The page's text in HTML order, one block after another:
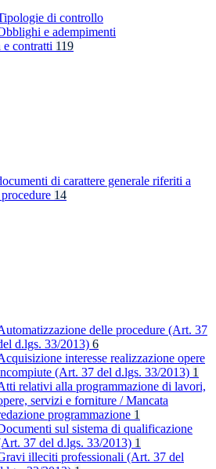
di controllo
e adempimenti
contratti 119
di carattere generale riferiti a
14
delle procedure (Art. 37
d.lgs. 33/2013) 6
interesse realizzazione opere
(Art. 37 del d.lgs. 33/2013) 1
relativi alla programmazione di lavori,
servizi e forniture / Mancata
programmazione 1
sul sistema di qualificazione
37 del d.lgs. 33/2013) 1
illeciti professionali (Art. 37 del